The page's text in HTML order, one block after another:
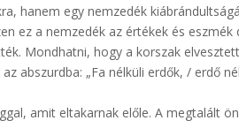
hanem egy nemzedék
ez a nemzedék az értékek és eszmék
Mondhatni, hogy a korszak
abszurdba: „Fa nélküli erdők, / erdő
amit eltakarnak előle. A megtalált